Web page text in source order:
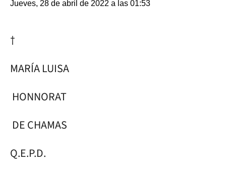
Jueves, 28 de abril de 2022 a las 01:53
†
MARÍA LUISA
HONNORAT
DE CHAMAS
Q.E.P.D.